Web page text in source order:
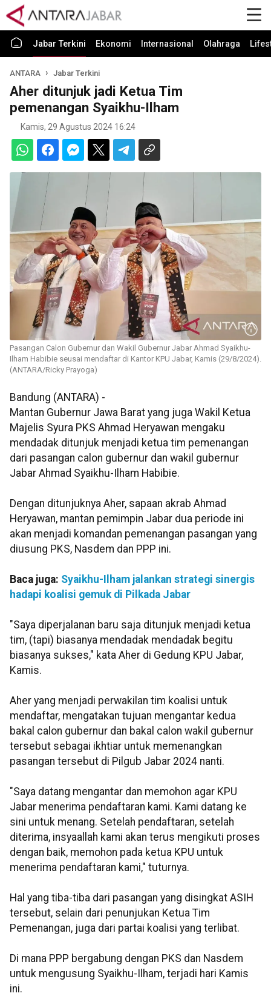
Jabar Terkini Ekonomi Internasional Olahraga
ANTARA Jabar Terkini
Aher ditunjuk jadi Ketua Tim
pemenangan Syaikhu-Ilham
Kamis, 29 Agustus 2024 16:24
Pasangan Calon Gubernur dan Wakil Gubernur Jabar Ahmad Syaikhu-
Ilham Habibie seusai mendaftar di Kantor KPU Jabar, Kamis (29/8/2024).
(ANTARA/Ricky Prayoga)
Bandung (ANTARA) -
Mantan Gubernur Jawa Barat yang juga Wakil Ketua
Majelis Syura PKS Ahmad Heryawan mengaku
mendadak ditunjuk menjadi ketua tim pemenangan
dari pasangan calon gubernur dan wakil gubernur
Jabar Ahmad Syaikhu-Ilham Habibie.
Dengan ditunjuknya Aher, sapaan akrab Ahmad
Heryawan, mantan pemimpin Jabar dua periode ini
akan menjadi komandan pemenangan pasangan yang
diusung PKS, Nasdem dan PPP ini.
Baca juga: Syaikhu-Ilham jalankan strategi sinergis
hadapi koalisi gemuk di Pilkada Jabar
"Saya diperjalanan baru saja ditunjuk menjadi ketua
tim, (tapi) biasanya mendadak mendadak begitu
biasanya sukses," kata Aher di Gedung KPU Jabar,
Kamis.
Aher yang menjadi perwakilan tim koalisi untuk
mendaftar, mengatakan tujuan mengantar kedua
bakal calon gubernur dan bakal calon wakil gubernur
tersebut sebagai ikhtiar untuk memenangkan
pasangan tersebut di Pilgub Jabar 2024 nanti.
"Saya datang mengantar dan memohon agar KPU
Jabar menerima pendaftaran kami. Kami datang ke
sini untuk menang. Setelah pendaftaran, setelah
diterima, insyaallah kami akan terus mengikuti proses
dengan baik, memohon pada ketua KPU untuk
menerima pendaftaran kami," tuturnya.
Hal yang tiba-tiba dari pasangan yang disingkat ASIH
tersebut, selain dari penunjukan Ketua Tim
Pemenangan, juga dari partai koalisi yang terlibat.
Di mana PPP bergabung dengan PKS dan Nasdem
untuk mengusung Syaikhu-Ilham, terjadi hari Kamis
ini.